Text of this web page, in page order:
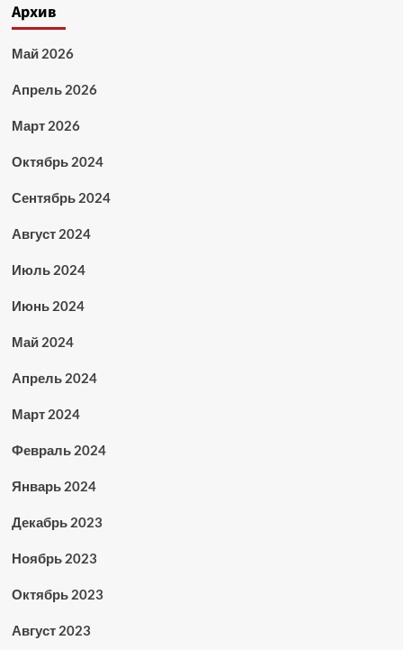
Архив
Май 2026
Апрель 2026
Март 2026
Октябрь 2024
Сентябрь 2024
Август 2024
Июль 2024
Июнь 2024
Май 2024
Апрель 2024
Март 2024
Февраль 2024
Январь 2024
Декабрь 2023
Ноябрь 2023
Октябрь 2023
Август 2023